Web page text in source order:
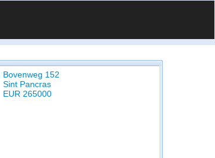
Bovenweg 152
Sint Pancras
EUR 265000